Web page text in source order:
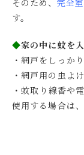
そのため、 完全
す。
◆家の中に蚊を
・網戸をしっか
・網戸用の虫よ
・蚊取り線香や
使用する場合は